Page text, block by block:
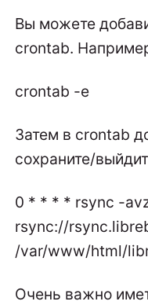
Вы можете
crontab.
crontab -e
Затем в crontab
сохраните/
0 * * * * rsync -
rsync://
/var/www/html/
Очень важно